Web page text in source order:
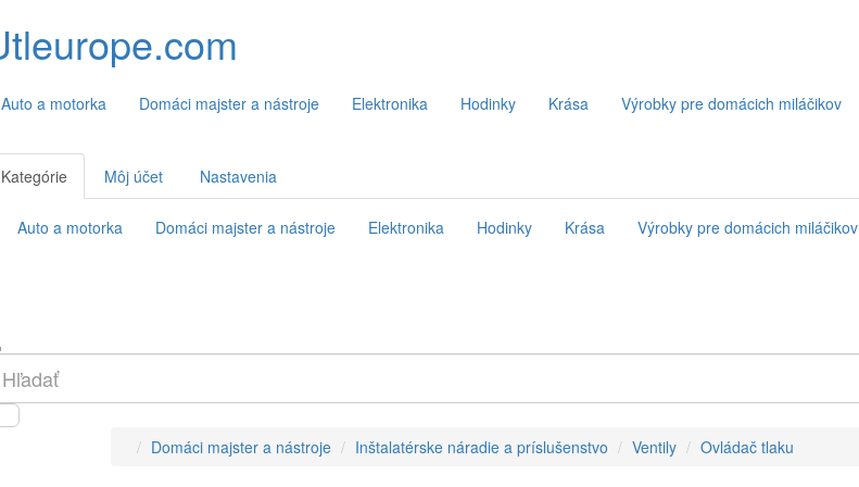
Auto a motorka Domáci majster a nástroje Elektronika Hodinky Krása Výrobky pre domácich miláčikov
Kategórie Môj účet Nastavenia
Auto a motorka Domáci majster a nástroje Elektronika Hodinky Krása Výrobky pre domácich miláčikov
Domáci majster a nástroje Inštalatérske náradie a príslušenstvo Ventily Ovládač tlaku